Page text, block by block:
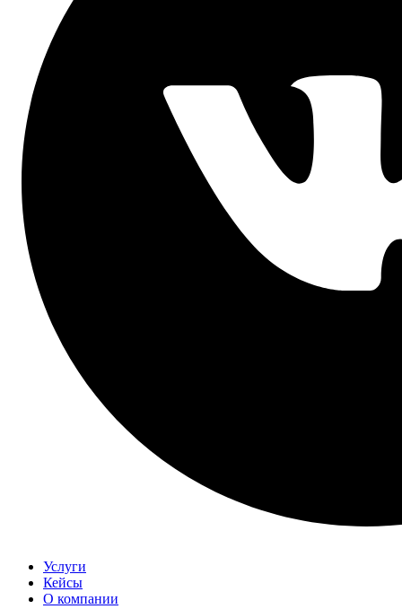
Услуги
Кейсы
О компании